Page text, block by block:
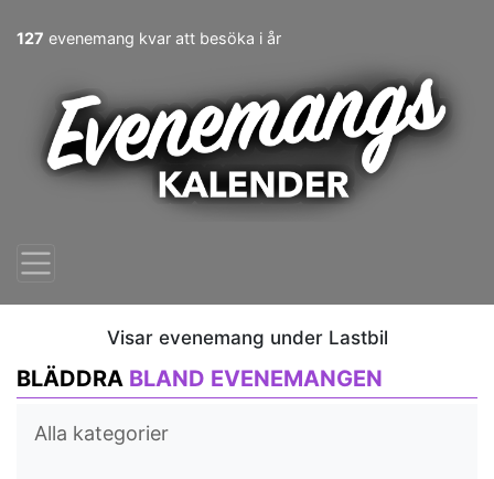
127 evenemang kvar att besöka i år
Visar evenemang under Lastbil
BLÄDDRA BLAND EVENEMANGEN
Alla kategorier